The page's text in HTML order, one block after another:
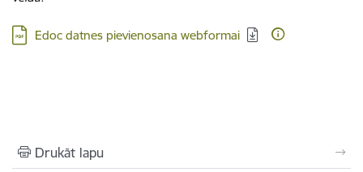
Lejupielādēt:
Edoc datnes pievienosana webformai
Drukāt lapu